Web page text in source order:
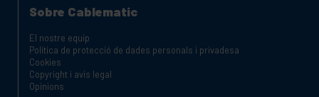
Sobre Cablematic
El nostre equip
Política de protecció de dades personals i privadesa
Cookies
Copyright i avis legal
Opinions